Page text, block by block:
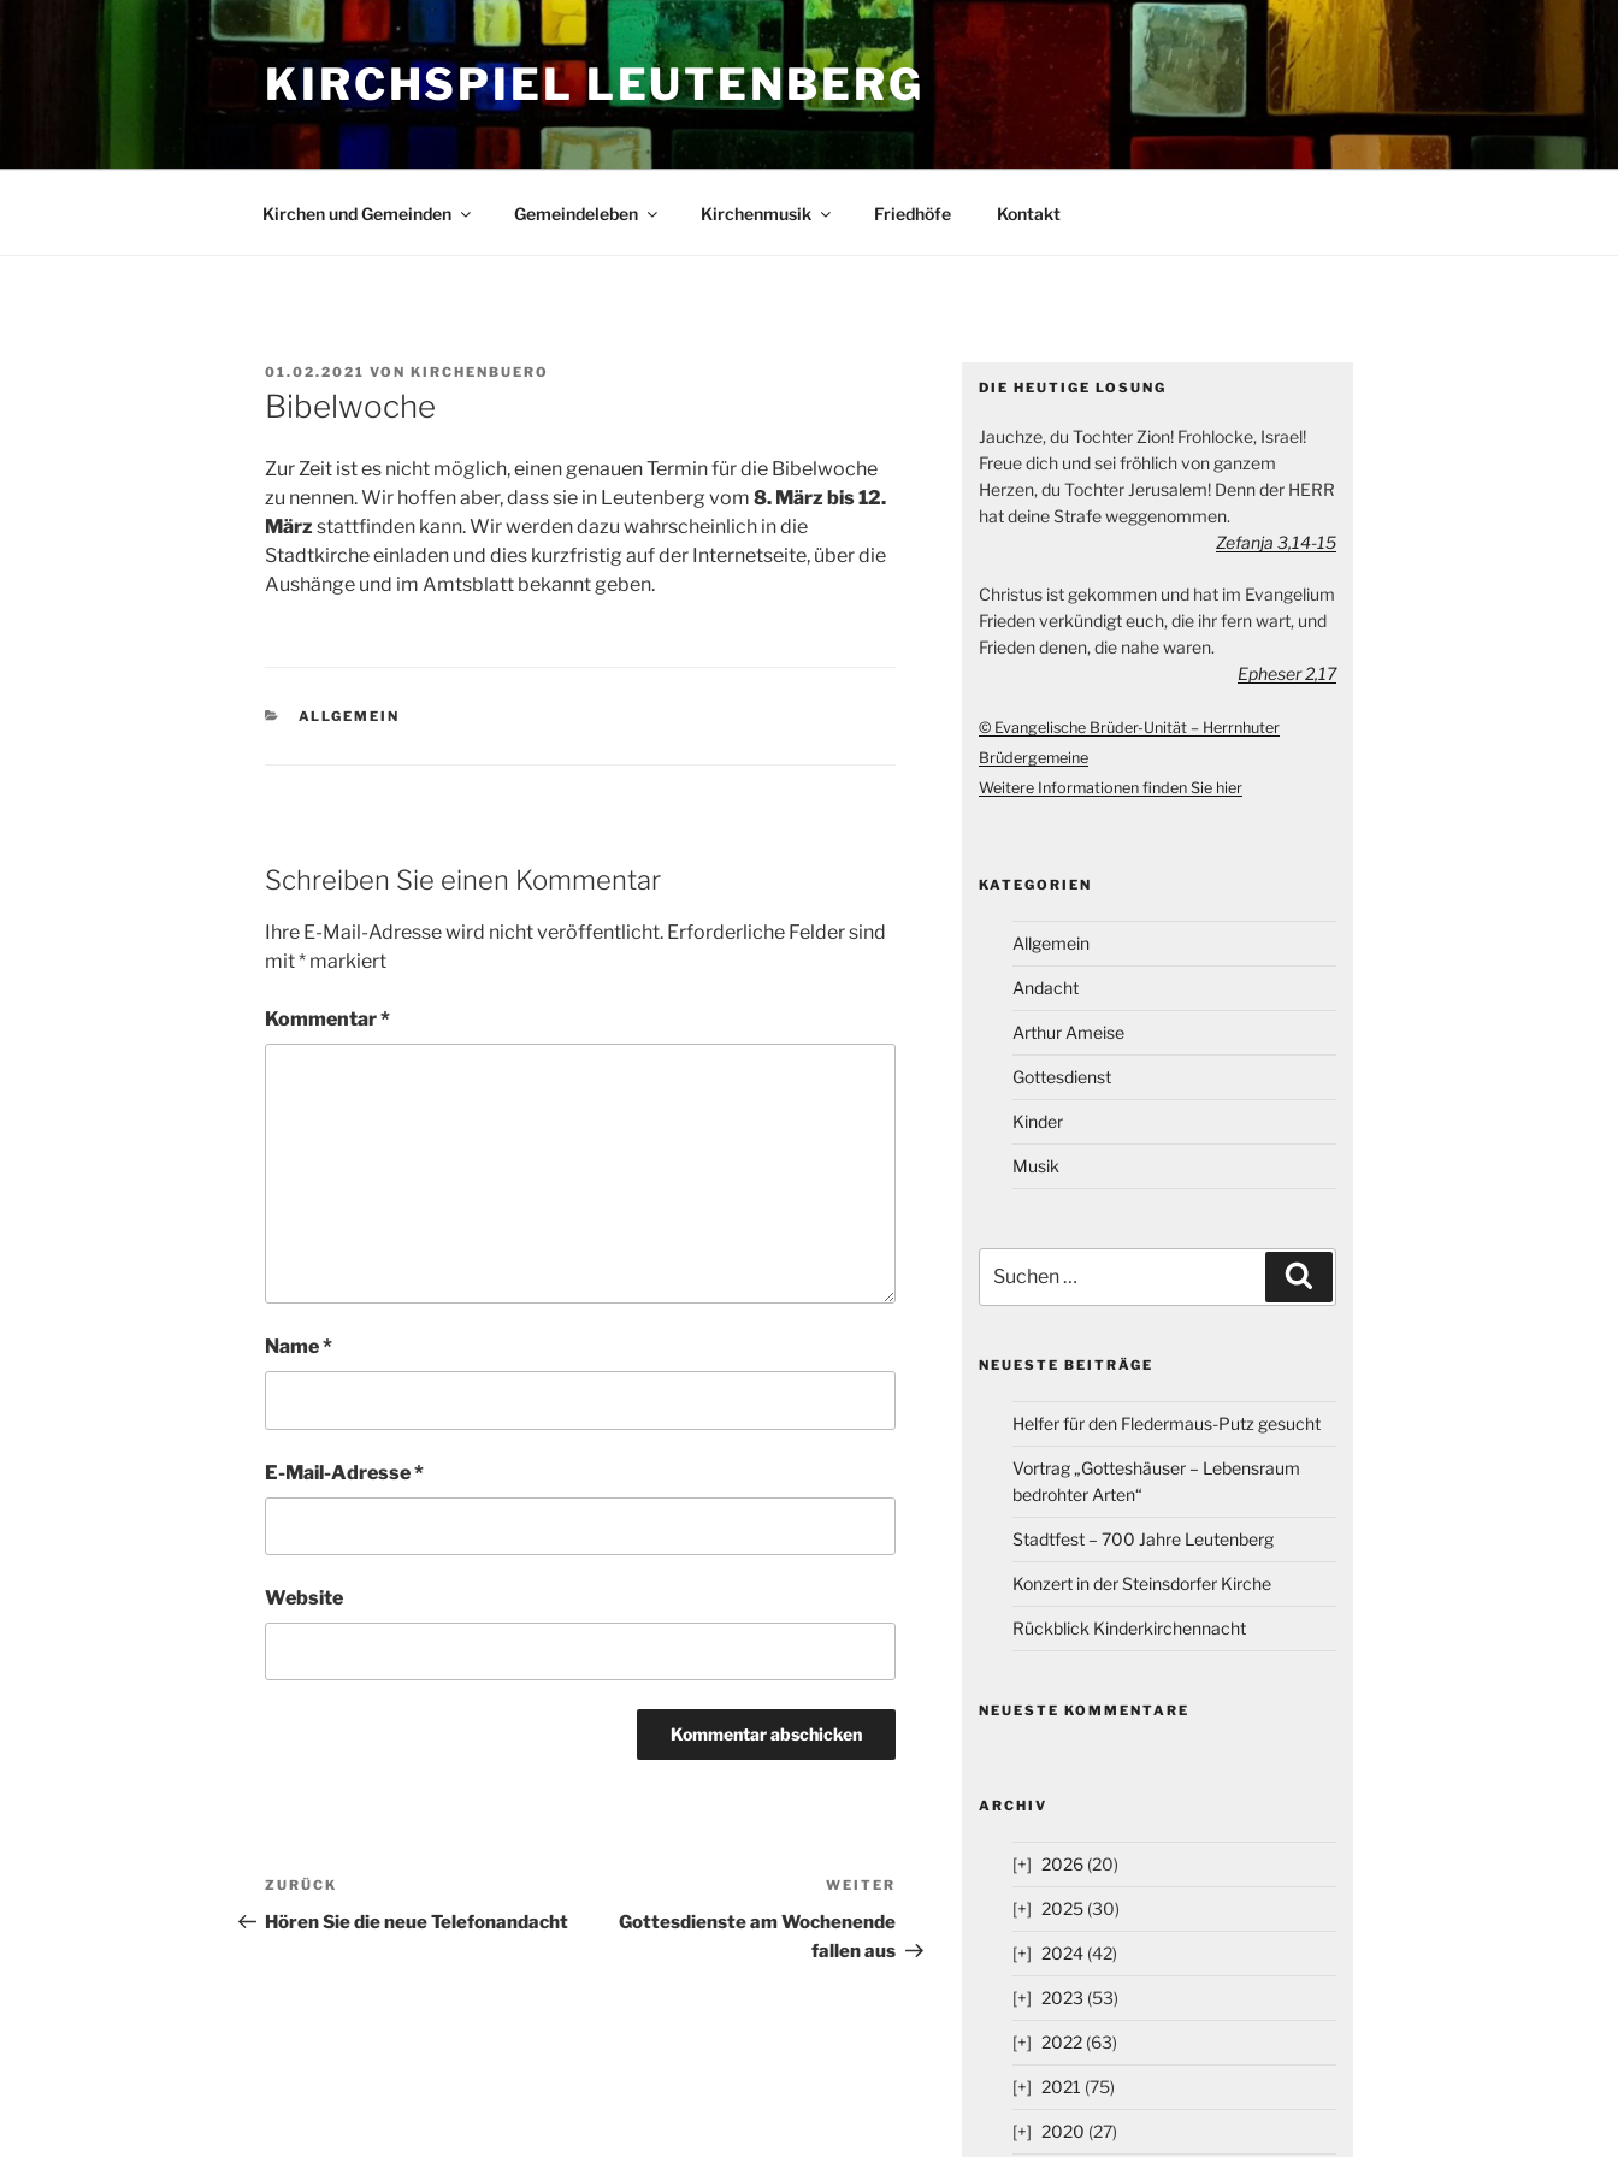
KIRCHSPIEL LEUTENBERG
Kirchen und Gemeinden Gemeindeleben Kirchenmusik Friedhöfe Kontakt
VERÖFFENTLICHT
AM
01.02.2021 VON KIRCHENBUERO
Bibelwoche
Zur Zeit ist es nicht möglich, einen genauen Termin für die Bibelwoche
zu nennen. Wir hoffen aber, dass sie in Leutenberg vom 8. März bis 12.
März stattfinden kann. Wir werden dazu wahrscheinlich in die
Stadtkirche einladen und dies kurzfristig auf der Internetseite, über die
Aushänge und im Amtsblatt bekannt geben.
KATEGORIEN
ALLGEMEIN
Schreiben Sie einen Kommentar
Ihre E-Mail-Adresse wird nicht veröffentlicht. Erforderliche Felder sind
mit* markiert
Kommentar*
Name*
E-Mail-Adresse*
Website
Beitragsnavigation
Vorheriger
Beitrag
ZURÜCK
Hören Sie die neue Telefonandacht
Beitrag
WEITER
Gottesdienste am Wochenende
fallen aus
DIE HEUTIGE LOSUNG
Jauchze, du Tochter Zion! Frohlocke, Israel!
Freue dich und sei fröhlich von ganzem
Herzen, du Tochter Jerusalem! Denn der HERR
hat deine Strafe weggenommen.
Zefanja 3,14-15
Christus ist gekommen und hat im Evangelium
Frieden verkündigt euch, die ihr fern wart, und
Frieden denen, die nahe waren.
Epheser 2,17
© Evangelische Brüder-Unität – Herrnhuter
Brüdergemeine
Weitere Informationen finden Sie hier
KATEGORIEN
Allgemein
Andacht
Arthur Ameise
Gottesdienst
Kinder
Musik
nach:
NEUESTE BEITRÄGE
Helfer für den Fledermaus-Putz gesucht
Vortrag „Gotteshäuser – Lebensraum
bedrohter Arten“
Stadtfest – 700 Jahre Leutenberg
Konzert in der Steinsdorfer Kirche
Rückblick Kinderkirchennacht
NEUESTE KOMMENTARE
ARCHIV
2026(20)
2025(30)
2024(42)
2023 (53)
2022(63)
2021 (75)
2020 (27)